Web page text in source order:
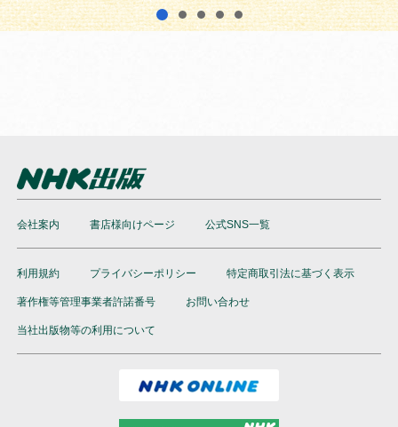
1 2 3 4 5
会社案内 書店様向けページ 公式SNS一覧
利用規約 プライバシーポリシー 特定商取引法に基づく表示
著作権等管理事業者許諾番号 お問い合わせ
当社出版物等の利用について